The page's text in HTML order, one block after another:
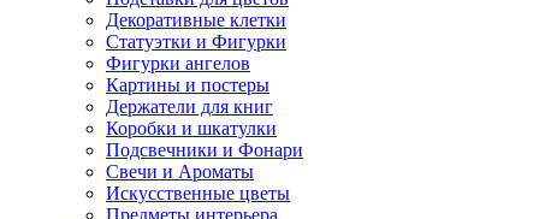
Декоративные клетки
Статуэтки и Фигурки
Фигурки ангелов
Картины и постеры
Держатели для книг
Коробки и шкатулки
Подсвечники и Фонари
Свечи и Ароматы
Искусственные цветы
Предметы интерьера